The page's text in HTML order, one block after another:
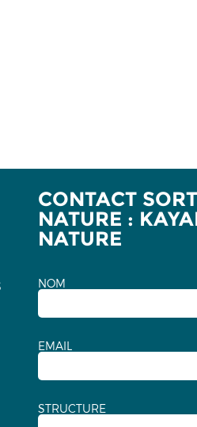
CONTACT
NATURE :
NATURE
NOM
EMAIL
STRUCTURE